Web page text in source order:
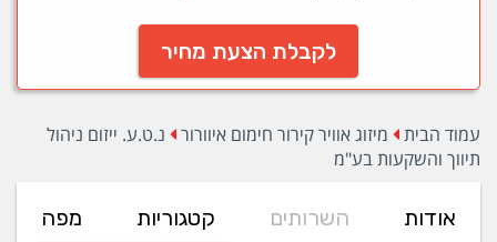
לקבלת הצעת מחיר
עמוד הבית מיזוג אוויר קירור חימום איוורור
נ.ט.ע. ייזום ניהול
תיווך והשקעות בע"מ
אודות השרותים קטגוריות
מפה